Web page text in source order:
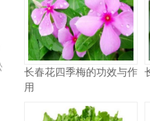
长春花四季梅的功效与作
用